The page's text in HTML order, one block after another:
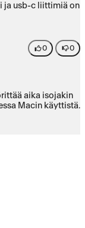
ja usb-c liittimiä on
0 0
aika isojakin
Macin käyttistä.